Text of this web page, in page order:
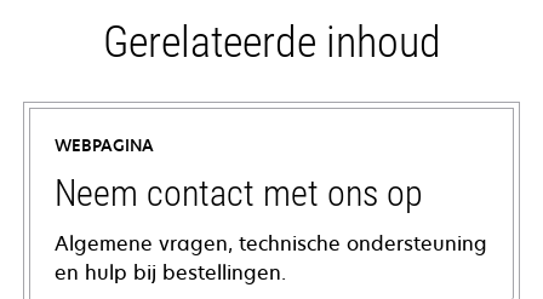
Gerelateerde inhoud
WEBPAGINA
Neem contact met ons op
Algemene vragen, technische ondersteuning
en hulp bij bestellingen.